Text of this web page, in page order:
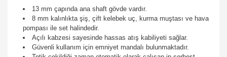
13 mm çapında ana shaft gövde vardır.
8 mm kalınlıkta şiş, çift kelebek uç, kurma muştası ve hava
pompası ile set halindedir.
Açılı kabzesi sayesinde hassas atış kabiliyeti sağlar.
Güvenli kullanım için emniyet mandalı bulunmaktadır.